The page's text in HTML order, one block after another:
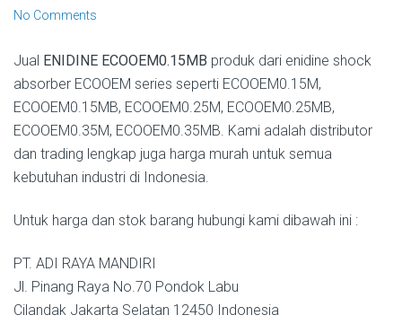
No Comments
Jual ENIDINE ECOOEM0.15MB produk dari enidine shock
absorber ECOOEM series seperti ECOOEM0.15M,
ECOOEM0.15MB, ECOOEM0.25M, ECOOEM0.25MB,
ECOOEM0.35M, ECOOEM0.35MB. Kami adalah distributor
dan trading lengkap juga harga murah untuk semua
kebutuhan industri di Indonesia.
Untuk harga dan stok barang hubungi kami dibawah ini :
PT. ADI RAYA MANDIRI
Jl. Pinang Raya No.70 Pondok Labu
Cilandak Jakarta Selatan 12450 Indonesia